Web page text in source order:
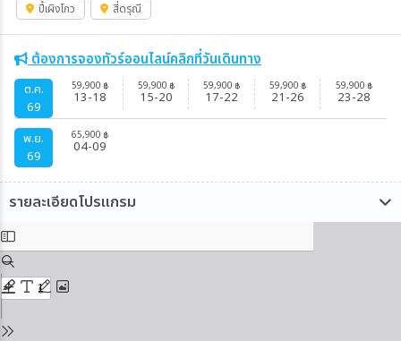
ปี้เผิงโกว สี่ดรุณี
ต้องการจองทัวร์ออนไลน์คลิกที่วันเดินทาง
ต.ค.
69
59,900 ฿
13-18
59,900 ฿
15-20
59,900 ฿
17-22
59,900 ฿
21-26
59,900 ฿
23-28
พ.ย.
69
65,900 ฿
04-09
รายละเอียดโปรแกรม